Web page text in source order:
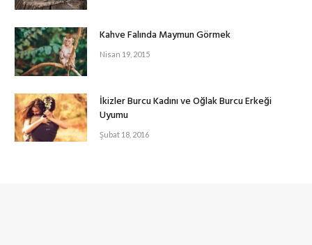
Kahve Falında Maymun Görmek
Nisan 19, 2015
İkizler Burcu Kadını ve Oğlak Burcu Erkeği
Uyumu
Şubat 18, 2016